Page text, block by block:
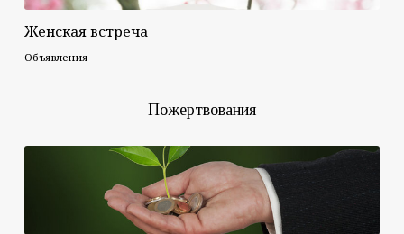
Женская встреча
Объявления
Пожертвования